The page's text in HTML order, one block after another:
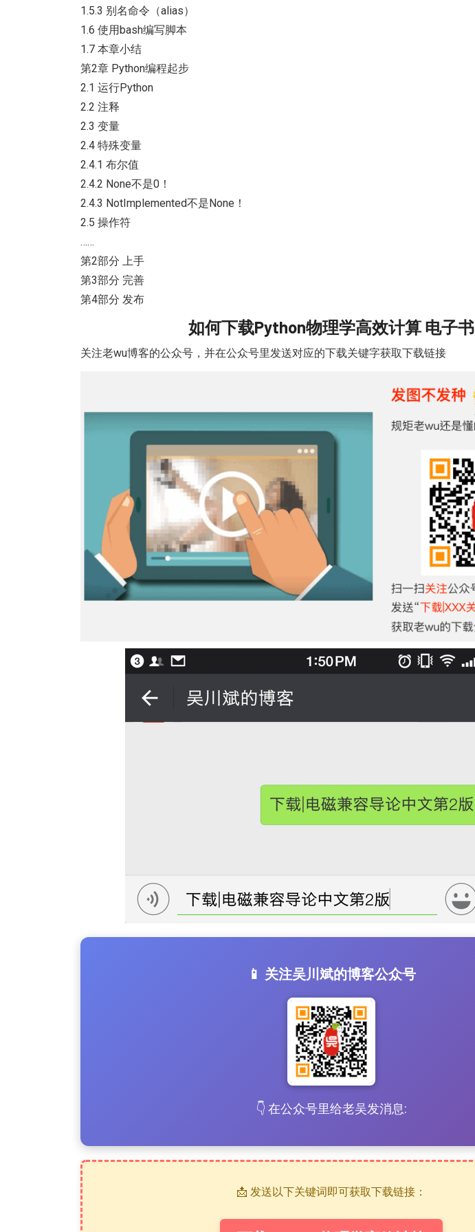
1.5.3 别名命令（alias）
1.6 使用bash编写脚本
1.7 本章小结
第2章 Python编程起步
2.1 运行Python
2.2 注释
2.3 变量
2.4 特殊变量
2.4.1 布尔值
2.4.2 None不是0！
2.4.3 NotImplemented不是None！
2.5 操作符
……
第2部分 上手
第3部分 完善
第4部分 发布
如何下载Python物理学高效计算 电子书
关注老wu博客的公众号 ，并在公众号里发送对应的下载关键字获取下载链接
📱 关注吴川斌的博客公众号
👇 在公众号里给老吴发消息:
📩 发送以下关键词即可获取下载链接：